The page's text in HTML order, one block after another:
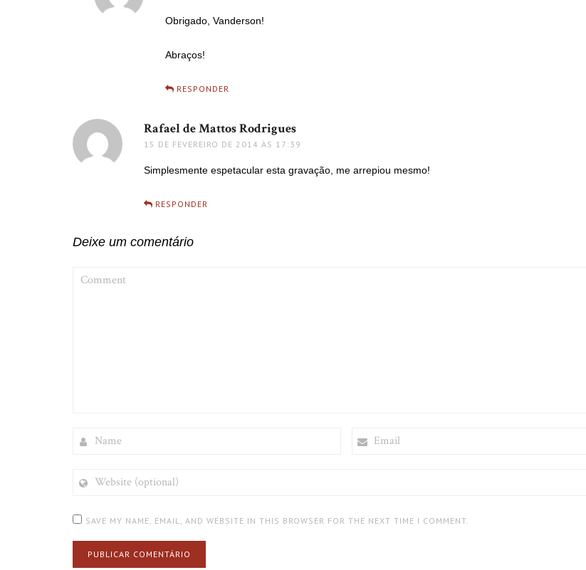
Obrigado, Vanderson!
Abraços!
RESPONDER
Rafael de Mattos Rodrigues
15 DE FEVEREIRO DE 2014 ÀS 17:39
Simplesmente espetacular esta gravação, me arrepiou mesmo!
RESPONDER
Deixe um comentário
(OPTIONAL)
SAVE MY NAME, EMAIL, AND WEBSITE IN THIS BROWSER FOR THE NEXT TIME I COMMENT.